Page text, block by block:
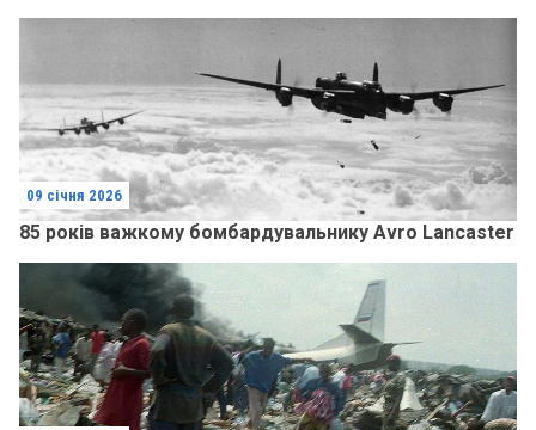
09 січня 2026
85 років важкому бомбардувальнику Avro Lancaster